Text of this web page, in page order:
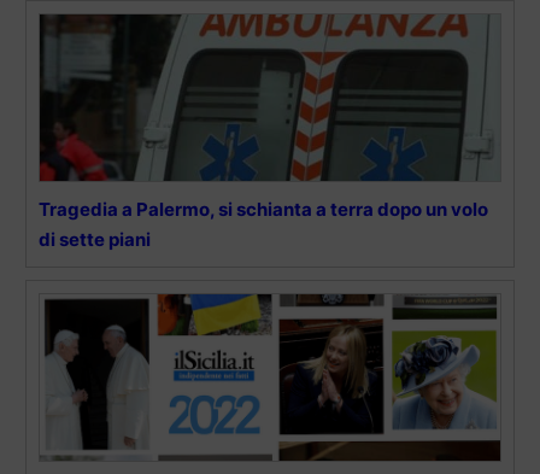
Tragedia a Palermo, si schianta a terra dopo un volo
di sette piani